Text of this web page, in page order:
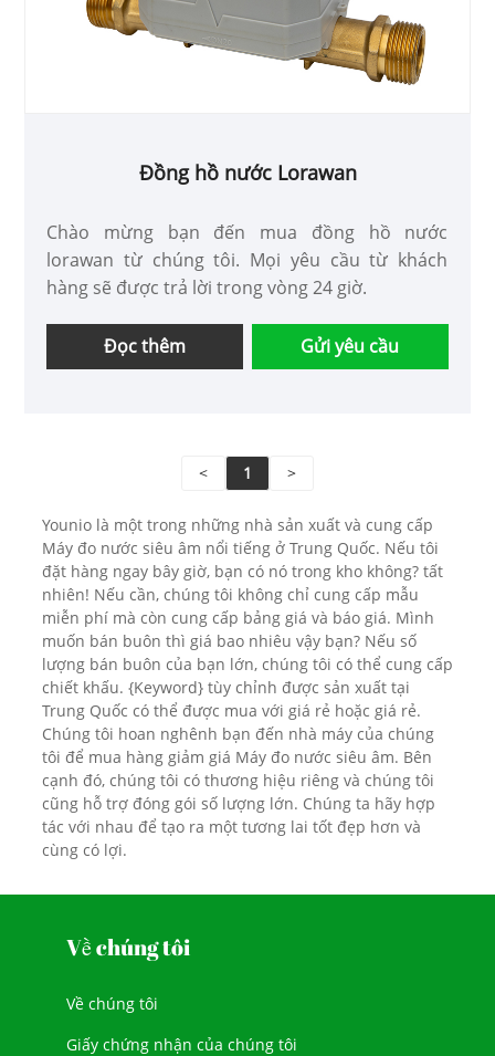
Đồng hồ nước Lorawan
Chào mừng bạn đến mua đồng hồ nước
lorawan từ chúng tôi. Mọi yêu cầu từ khách
hàng sẽ được trả lời trong vòng 24 giờ.
Đọc thêm Gửi yêu cầu
< 1 >
Younio là một trong những nhà sản xuất và cung cấp
Máy đo nước siêu âm nổi tiếng ở Trung Quốc. Nếu tôi
đặt hàng ngay bây giờ, bạn có nó trong kho không? tất
nhiên! Nếu cần, chúng tôi không chỉ cung cấp mẫu
miễn phí mà còn cung cấp bảng giá và báo giá. Mình
muốn bán buôn thì giá bao nhiêu vậy bạn? Nếu số
lượng bán buôn của bạn lớn, chúng tôi có thể cung cấp
chiết khấu. {Keyword} tùy chỉnh được sản xuất tại
Trung Quốc có thể được mua với giá rẻ hoặc giá rẻ.
Chúng tôi hoan nghênh bạn đến nhà máy của chúng
tôi để mua hàng giảm giá Máy đo nước siêu âm. Bên
cạnh đó, chúng tôi có thương hiệu riêng và chúng tôi
cũng hỗ trợ đóng gói số lượng lớn. Chúng ta hãy hợp
tác với nhau để tạo ra một tương lai tốt đẹp hơn và
cùng có lợi.
Về chúng tôi
Về chúng tôi
Giấy chứng nhận của chúng tôi